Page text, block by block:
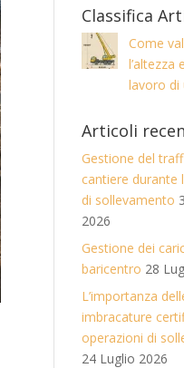
Classifica
Come
l’altezza
lavoro di
Articoli
Gestione del
cantiere durante
di sollevamento
2026
Gestione dei
baricentro 28
L’importanza
imbracature
operazioni di
24 Luglio 2026